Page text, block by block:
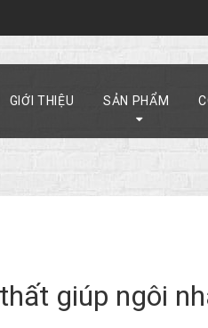
GIỚI THIỆU SẢN PHẨM
giúp ngôi